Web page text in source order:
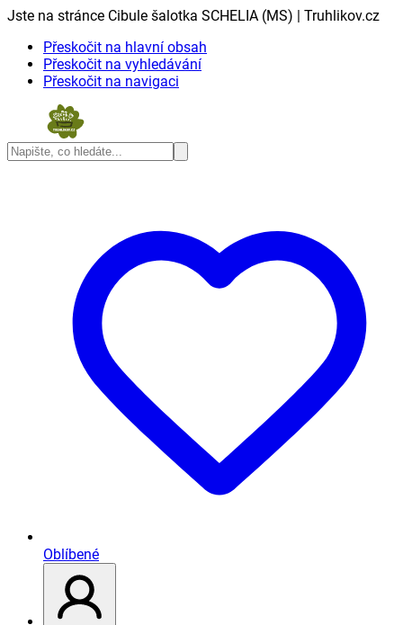
Jste na stránce Cibule šalotka SCHELIA (MS) | Truhlikov.cz
Přeskočit na hlavní obsah
Přeskočit na vyhledávání
Přeskočit na navigaci
Oblíbené